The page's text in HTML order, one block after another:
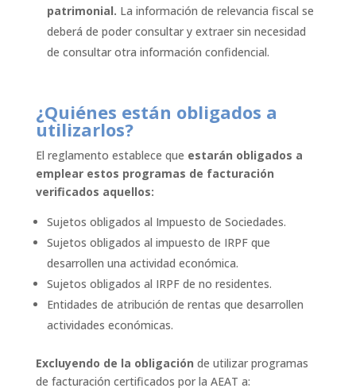
patrimonial. La información de relevancia fiscal se
deberá de poder consultar y extraer sin necesidad
de consultar otra información confidencial.
¿Quiénes están obligados a
utilizarlos?
El reglamento establece que estarán obligados a
emplear estos programas de facturación
verificados aquellos:
Sujetos obligados al Impuesto de Sociedades.
Sujetos obligados al impuesto de IRPF que
desarrollen una actividad económica.
Sujetos obligados al IRPF de no residentes.
Entidades de atribución de rentas que desarrollen
actividades económicas.
Excluyendo de la obligación de utilizar programas
de facturación certificados por la AEAT a: